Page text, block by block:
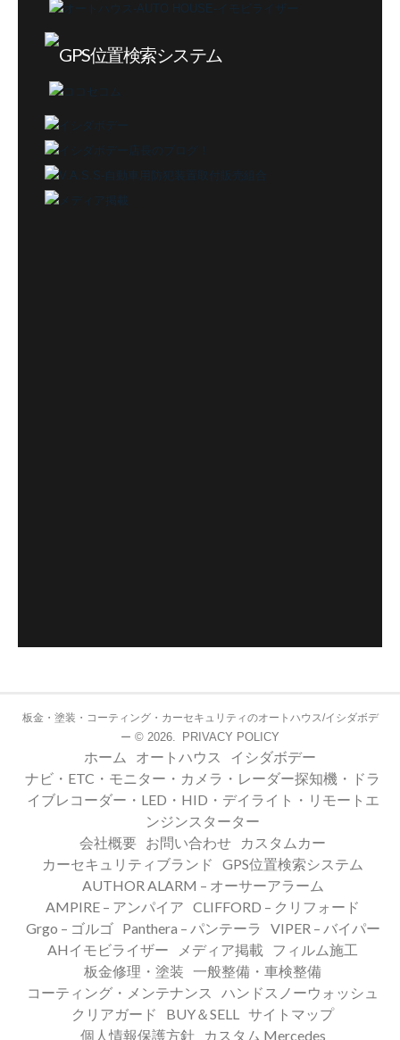
板金・塗装・コーティング・カーセキュリティのオートハウス/イシダボデ
ー © 2026. PRIVACY POLICY
ホーム オートハウス
イシダボデー
ナビ・ETC・モニター・カメラ・レーダー探知機・ドラ
イブレコーダー・LED・HID・デイライト・リモートエ
ンジンスターター
会社概要 お問い合わせ
カスタムカー
カーセキュリティブランド
GPS位置検索システム
AUTHOR ALARM – オーサーアラーム
AMPIRE – アンパイア CLIFFORD – クリフォード
Grgo – ゴルゴ
Panthera – パンテーラ
VIPER – バイパー
AHイモビライザー
メディア掲載
フィルム施工
板金修理・塗装 一般整備・車検整備
コーティング・メンテナンス
ハンドスノーウォッシュ
クリアガード
BUY＆SELL サイトマップ
個人情報保護方針
カスタム Mercedes